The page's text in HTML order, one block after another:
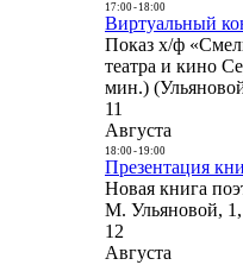
17:00- 18:00
Виртуальный
Показ х/ф
театра и кино
мин.)
11
Августа
18:00- 19:00
Презентация
Новая книга
М. Ульяновой,
12
Августа